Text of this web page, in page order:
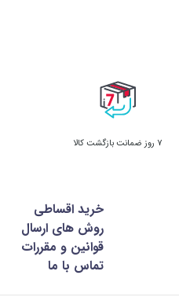
7 روز ضمانت بازگشت کالا
خرید اقساطی
روش های ارسال
قوانین و مقررات
تماس با ما